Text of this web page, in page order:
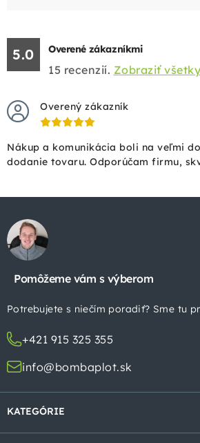
5.0 Overené zákazníkmi
15 recenzií. Zobraziť
Overený zákazník
Nákup a komunikácia boli na veľmi
dodanie tovaru. Odporúčam firmu,
á
Pomôžeme vám s výberom
Potrebujete s niečím poradiť? Sme tu
+421 915 325 355
info@bombaplot.sk
KATEGÓRIE